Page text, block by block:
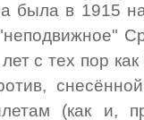
была в 1915
с тех пор
(как и,